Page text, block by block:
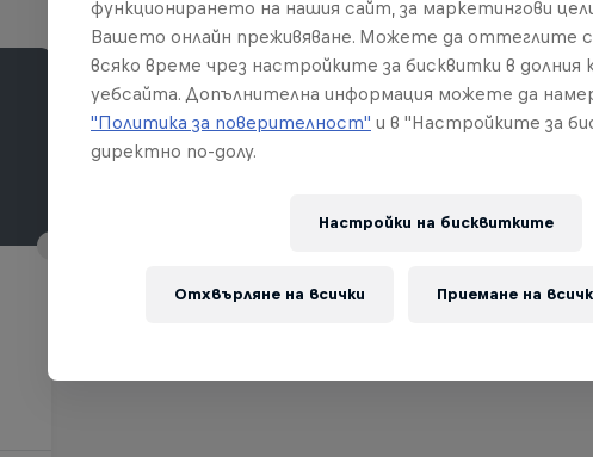
функционирането на нашия сайт, за маркетингови
Вашето онлайн преживяване. Можете да оттеглите
всяко време чрез настройките за бисквитки в долния
уебсайта. Допълнителна информация можете да
"Политика за поверителност" и в "Настройките за
директно по-долу.
Настройки на бисквитките
Отхвърляне на всички Приемане на